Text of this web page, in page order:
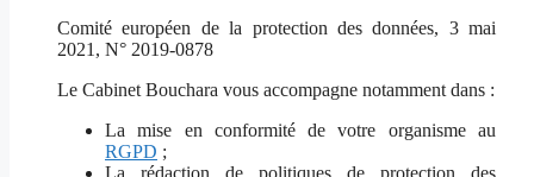
Comité européen de la protection des données, 3 mai
2021, N° 2019-0878
Le Cabinet Bouchara vous accompagne notamment dans :
La mise en conformité de votre organisme au
RGPD ;